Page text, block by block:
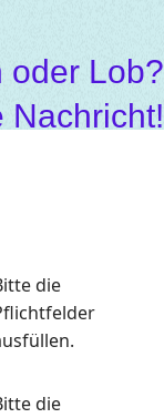
oder Lob?
Nachricht!
die
die